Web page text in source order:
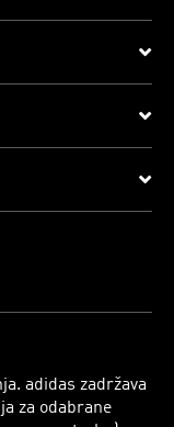
adidas zadržava
za odabrane